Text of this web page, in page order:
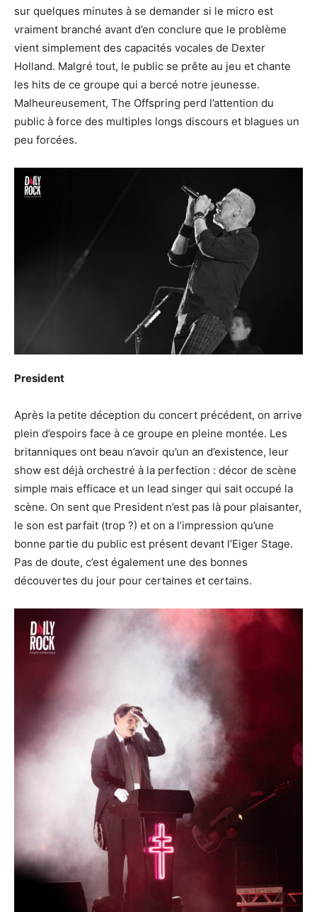
sur quelques minutes à se demander si le micro est
vraiment branché avant d’en conclure que le problème
vient simplement des capacités vocales de Dexter
Holland. Malgré tout, le public se prête au jeu et chante
les hits de ce groupe qui a bercé notre jeunesse.
Malheureusement, The Offspring perd l’attention du
public à force des multiples longs discours et blagues un
peu forcées.
President
Après la petite déception du concert précédent, on arrive
plein d’espoirs face à ce groupe en pleine montée. Les
britanniques ont beau n’avoir qu’un an d’existence, leur
show est déjà orchestré à la perfection : décor de scène
simple mais efficace et un lead singer qui sait occupé la
scène. On sent que President n’est pas là pour plaisanter,
le son est parfait (trop ?) et on a l’impression qu’une
bonne partie du public est présent devant l’Eiger Stage.
Pas de doute, c’est également une des bonnes
découvertes du jour pour certaines et certains.